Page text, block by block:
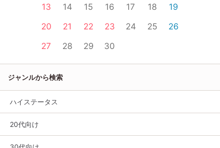
13
14 15 16 17 18
19
20
21 22 23 24 25
26
27
28 29 30
ジャンルから検索
ハイステータス
20代向け